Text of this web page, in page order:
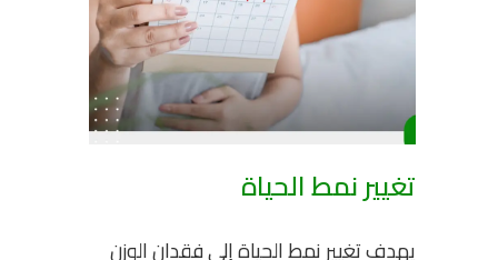
تغيير نمط الحياة
يهدف تغيير نمط الحياة إلى فقدان الوزن